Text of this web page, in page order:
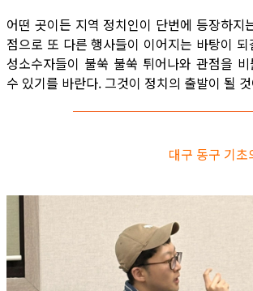
어떤 곳이든 지역 정치인이 단번에 등장하지
점으로 또 다른 행사들이 이어지는 바탕이
성소수자들이 불쑥 불쑥 튀어나와 관점을
수 있기를 바란다. 그것이 정치의 출발이 될
대구 동구 기